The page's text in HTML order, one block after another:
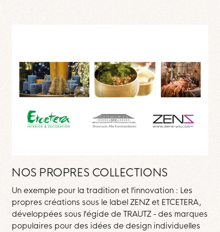
NOS PROPRES COLLECTIONS
Un exemple pour la tradition et l'innovation : Les
propres créations sous le label ZENZ et ETCETERA,
développées sous l'égide de TRAUTZ - des marques
populaires pour des idées de design individuelles